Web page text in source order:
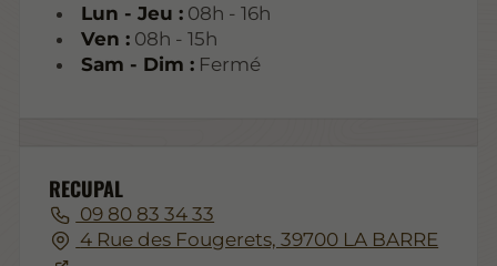
Lun - Jeu :08h - 16h
Ven :08h - 15h
Sam - Dim :Fermé
RECUPAL
09 80 83 34 33
4 Rue des Fougerets, 39700 LA BARRE